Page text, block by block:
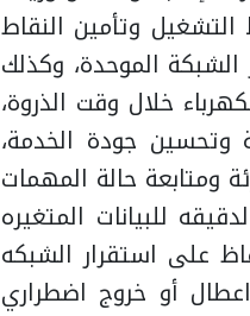
وتأمين النقاط
الموحدة، وكذلك
خلال وقت الذروة،
وتحسين جودة الخدمة،
ومتابعة حالة المهمات
للبيانات المتغيره
على استقرار الشبكه
أو خروج اضطراري